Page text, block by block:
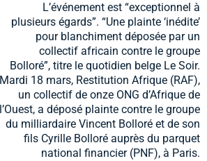
L’événement est “exceptionnel à
plusieurs égards”. “Une plainte ‘inédite’
pour blanchiment déposée par un
collectif africain contre le groupe
Bolloré”, titre le quotidien belge Le Soir.
Mardi 18 mars, Restitution Afrique (RAF),
un collectif de onze ONG d’Afrique de
l’Ouest, a déposé plainte contre le groupe
du milliardaire Vincent Bolloré et de son
fils Cyrille Bolloré auprès du parquet
national financier (PNF), à Paris.